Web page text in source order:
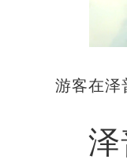
游客在泽
泽普